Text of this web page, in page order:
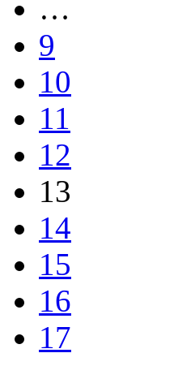
…
9
10
11
12
13
14
15
16
17